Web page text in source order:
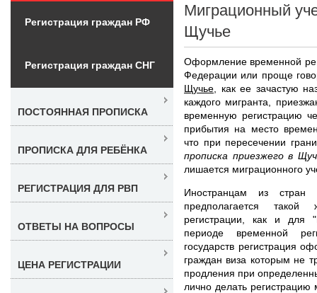
Миграционный
Щучье
Оформление временной
Федерации или проще
Щучье , как ее зачастую
каждого мигранта,
временную регистрацию
прибытия на место
что при пересечении
прописка приезжего в
лишается миграционного
Иностранцам из
предполагается
регистрации, как и для
периоде временной
государств регистрация
граждан виза которым не
продления при
лично делать
Регистрация граждан РФ
Регистрация граждан СНГ
ПОСТОЯННАЯ ПРОПИСКА
ПРОПИСКА ДЛЯ РЕБЁНКА
РЕГИСТРАЦИЯ ДЛЯ РВП
ОТВЕТЫ НА ВОПРОСЫ
ЦЕНА РЕГИСТРАЦИИ